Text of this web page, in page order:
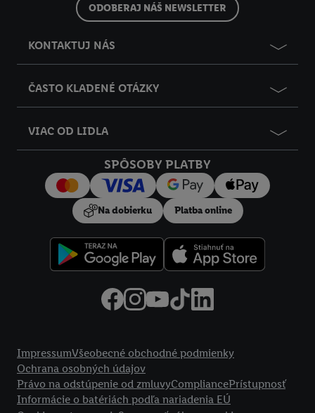
ODOBERAJ NÁŠ NEWSLETTER
KONTAKTUJ NÁS
ČASTO KLADENÉ OTÁZKY
VIAC OD LIDLA
SPÔSOBY PLATBY
Na dobierku Platba online
ImpressumVšeobecné obchodné podmienky
Ochrana osobných údajov
Právo na odstúpenie od zmluvyCompliancePrístupnosť
Informácie o batériách podľa nariadenia EÚ